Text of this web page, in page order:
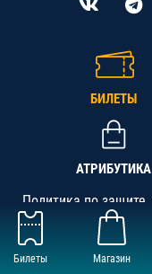
Билеты Магазин
БИЛЕТЫ
АТРИБУТИКА
Политика по
АНО «СК